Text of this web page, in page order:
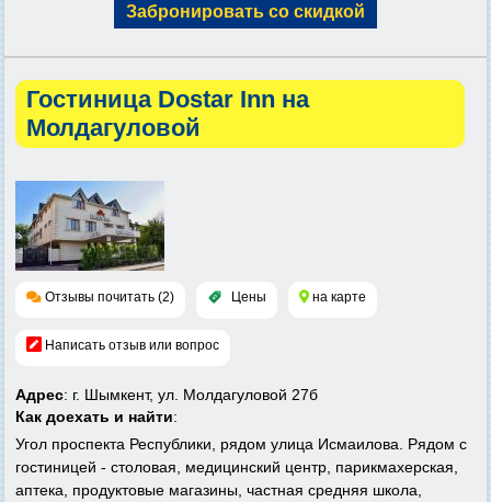
Забронировать со скидкой
Гостиница Dostar Inn на
Молдагуловой
Отзывы почитать (2) Цены на карте
Написать отзыв или вопрос
Адрес: г. Шымкент, ул. Молдагуловой 27б
Как доехать и найти:
Угол проспекта Республики, рядом улица Исмаилова. Рядом с
гостиницей - столовая, медицинский центр, парикмахерская,
аптека, продуктовые магазины, частная средняя школа,